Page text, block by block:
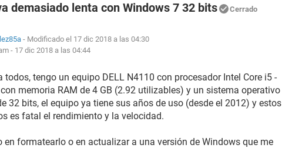
demasiado lenta con Windows 7 32 bits Cerrado
- Modificado el 17 dic 2018 a las 04:30
- 17 dic 2018 a las 04:44
todos, tengo un equipo DELL N4110 con procesador Intel Core i5 -
memoria RAM de 4 GB (2.92 utilizables) y un sistema operativo
32 bits, el equipo ya tiene sus años de uso (desde el 2012) y estos
es fatal el rendimiento y la velocidad.
en formatearlo o en actualizar a una versión de Windows que me